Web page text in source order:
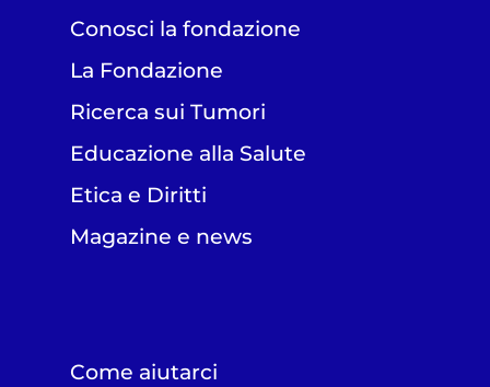
Conosci la fondazione
La Fondazione
Ricerca sui Tumori
Educazione alla Salute
Etica e Diritti
Magazine e news
Come aiutarci